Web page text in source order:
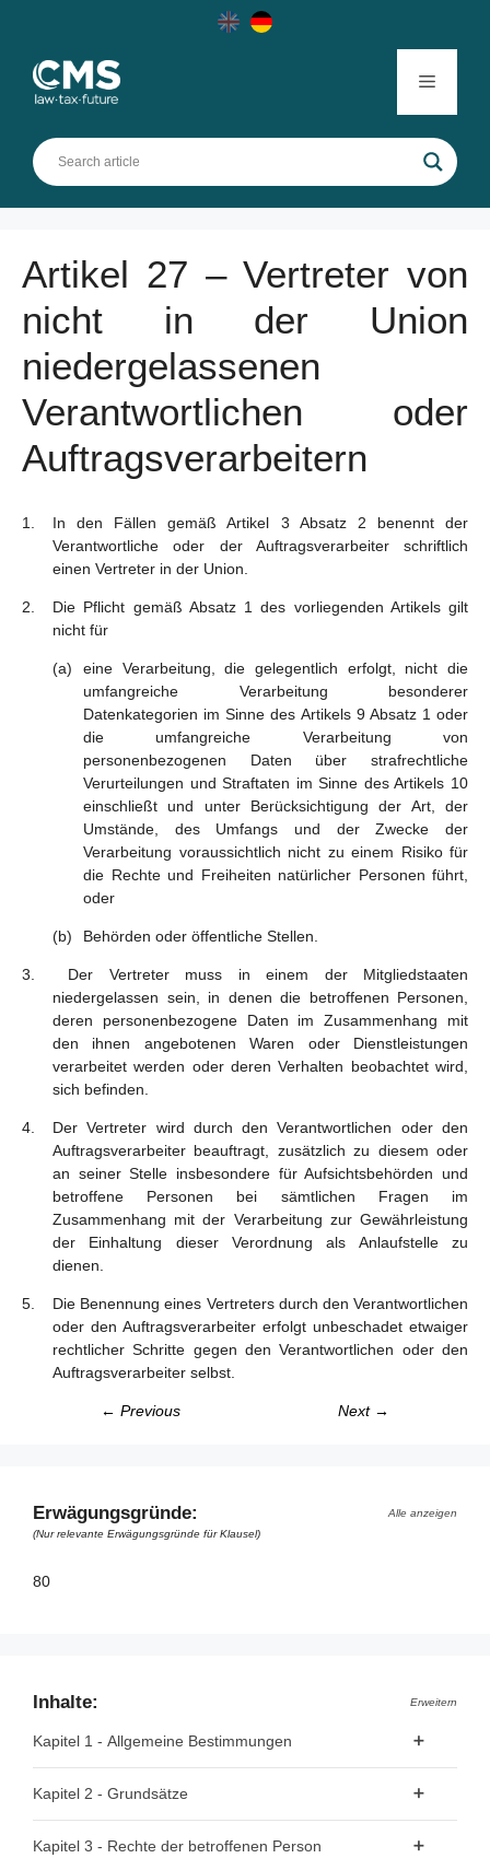
Menu
Artikel 27 – Vertreter von
nicht in der Union
niedergelassenen
Verantwortlichen oder
Auftragsverarbeitern
In den Fällen gemäß Artikel 3 Absatz 2 benennt der
Verantwortliche oder der Auftragsverarbeiter schriftlich
einen Vertreter in der Union.
Die Pflicht gemäß Absatz 1 des vorliegenden Artikels gilt
nicht für
eine Verarbeitung, die gelegentlich erfolgt, nicht die
umfangreiche Verarbeitung besonderer
Datenkategorien im Sinne des Artikels 9 Absatz 1 oder
die umfangreiche Verarbeitung von
personenbezogenen Daten über strafrechtliche
Verurteilungen und Straftaten im Sinne des Artikels 10
einschließt und unter Berücksichtigung der Art, der
Umstände, des Umfangs und der Zwecke der
Verarbeitung voraussichtlich nicht zu einem Risiko für
die Rechte und Freiheiten natürlicher Personen führt,
oder
Behörden oder öffentliche Stellen.
Der Vertreter muss in einem der Mitgliedstaaten
niedergelassen sein, in denen die betroffenen Personen,
deren personenbezogene Daten im Zusammenhang mit
den ihnen angebotenen Waren oder Dienstleistungen
verarbeitet werden oder deren Verhalten beobachtet wird,
sich befinden.
Der Vertreter wird durch den Verantwortlichen oder den
Auftragsverarbeiter beauftragt, zusätzlich zu diesem oder
an seiner Stelle insbesondere für Aufsichtsbehörden und
betroffene Personen bei sämtlichen Fragen im
Zusammenhang mit der Verarbeitung zur Gewährleistung
der Einhaltung dieser Verordnung als Anlaufstelle zu
dienen.
Die Benennung eines Vertreters durch den Verantwortlichen
oder den Auftragsverarbeiter erfolgt unbeschadet etwaiger
rechtlicher Schritte gegen den Verantwortlichen oder den
Auftragsverarbeiter selbst.
← Previous Next →
Erwägungsgründe:
Alle anzeigen
(Nur relevante Erwägungsgründe für Klausel)
80
Inhalte: Erweitern
Kapitel 1 - Allgemeine Bestimmungen
Artikel 2 - Sachlicher Anwendungsbereich
Artikel 3 - Räumlicher Anwendungsbereich
Kapitel 2 - Grundsätze
Kapitel 3 - Rechte der betroffenen Person